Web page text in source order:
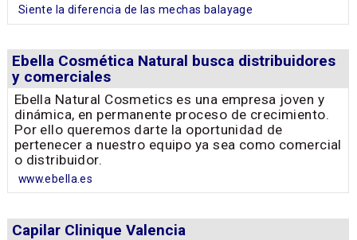
Siente la diferencia de las mechas balayage
Ebella Cosmética Natural busca distribuidores
y comerciales
Ebella Natural Cosmetics es una empresa joven y
dinámica, en permanente proceso de crecimiento.
Por ello queremos darte la oportunidad de
pertenecer a nuestro equipo ya sea como comercial
o distribuidor.
www.ebella.es
Capilar Clinique Valencia